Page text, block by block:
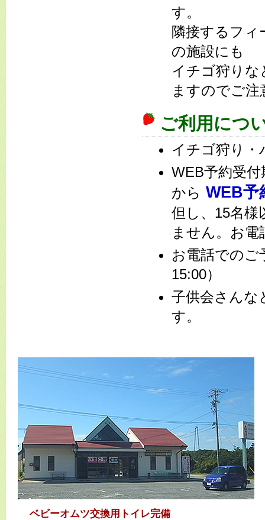
す。
隣接するフ
の施設にも
イチゴ狩り
ますのでご注
ご利用につ
イチゴ狩り・
WEB予約受
から WEB
但し、15名様
ません。お
お電話での
15:00）
子供会さんな
す。
ベビーオムツ交換用トイレ完備